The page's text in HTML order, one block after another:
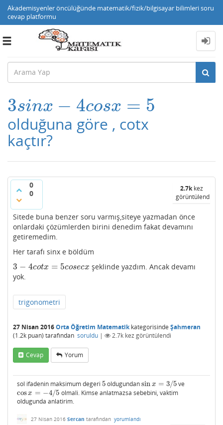
Akademisyenler öncülüğünde matematik/fizik/bilgisayar bilimleri soru
cevap platformu
Toggle
3sinx − 4cosx = 5
3sinx−4co sx=5
olduğuna göre , cotx
kaçtır?
0
0
2.7kkez
görüntülendi
Sitede buna benzer soru varmış,siteye yazmadan önce
onlardaki çözümlerden birini denedim fakat devamını
getiremedim.
Her tarafı sinx e böldüm
3 − 4cotx = 5cosecx
3 −4c otx=5c osecx
şeklinde yazdım. Ancak devamı
yok.
trigonometri
27 Nisan 2016Orta Öğretim Matematikkategorisinde Şahmeran
(1.2k puan) tarafından soruldu | 2.7k kez görüntülendi
Cevap Yorum
sol ifadenin maksimum degeri 5
5oldugundansin x = 3/5
sinx= 3/5
ve
cosx = −4/5
cosx= −4/ 5
olmali. Kimse anlatmazsa sebebini, vaktim
oldugunda anlatirim.
27 Nisan 2016 Sercan tarafından yorumlandı